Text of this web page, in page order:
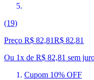
(19)
Preço R$ 82,81R$ 82,81
Ou 1x de R$ 82,81 sem
Cupom 10% OFF